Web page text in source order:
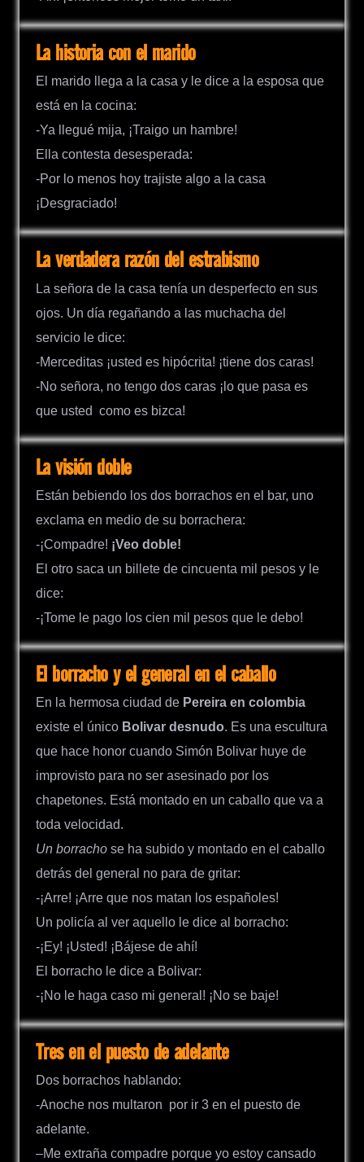
La historia con el marido
El marido llega a la casa y le dice a la esposa que
está en la cocina:
-Ya llegué mija, ¡Traigo un hambre!
Ella contesta desesperada:
-Por lo menos hoy trajiste algo a la casa
¡Desgraciado!
La verdadera razón del estrabismo
La señora de la casa tenía un desperfecto en sus
ojos. Un día regañando a las muchacha del
servicio le dice:
-Merceditas ¡usted es hipócrita! ¡tiene dos caras!
-No señora, no tengo dos caras ¡lo que pasa es
que usted como es bizca!
La visión doble
Están bebiendo los dos borrachos en el bar, uno
exclama en medio de su borrachera:
-¡Compadre! ¡Veo doble!
El otro saca un billete de cincuenta mil pesos y le
dice:
-¡Tome le pago los cien mil pesos que le debo!
El borracho y el general en el caballo
En la hermosa ciudad de Pereira en colombia
existe el único Bolivar desnudo. Es una escultura
que hace honor cuando Simón Bolivar huye de
improvisto para no ser asesinado por los
chapetones. Está montado en un caballo que va a
toda velocidad.
Un borracho se ha subido y montado en el caballo
detrás del general no para de gritar:
-¡Arre! ¡Arre que nos matan los españoles!
Un policía al ver aquello le dice al borracho:
-¡Ey! ¡Usted! ¡Bájese de ahí!
El borracho le dice a Bolivar:
-¡No le haga caso mi general! ¡No se baje!
Tres en el puesto de adelante
Dos borrachos hablando:
-Anoche nos multaron por ir 3 en el puesto de
adelante.
–Me extraña compadre porque yo estoy cansado